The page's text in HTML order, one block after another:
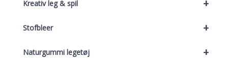
+
Kreativ leg & spil
+
Stofbleer
+
Naturgummi legetøj